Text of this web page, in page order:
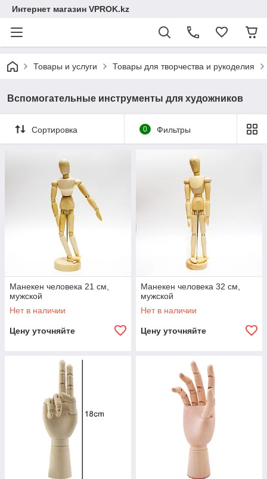
Интернет магазин VPROK.kz
Товары и услуги Товары для творчества и рукоделия
Вспомогательные инструменты для художников
Сортировка 0 Фильтры
Манекен человека 21 см,
мужской
Нет в наличии
Цену уточняйте
Манекен человека 32 см,
мужской
Нет в наличии
Цену уточняйте